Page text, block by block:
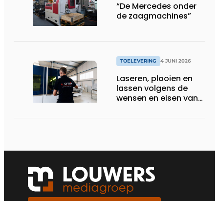
“De Mercedes onder
de zaagmachines”
TOELEVERING 4 JUNI 2026
Laseren, plooien en
lassen volgens de
wensen en eisen van